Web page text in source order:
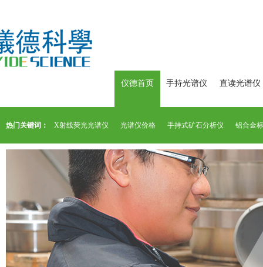
仪德首页 手持光谱仪 直读光谱仪
热门关键词： X射线荧光光谱仪 光谱仪价格 手持式矿石分析仪 铝合金